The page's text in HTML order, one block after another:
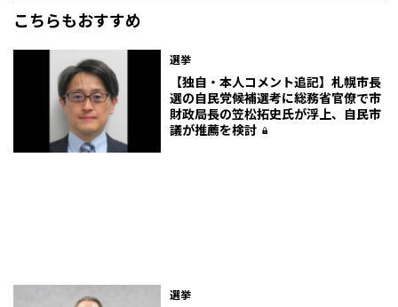
こちらもおすすめ
選挙
【独自・本人コメント追記】札幌市長
選の自民党候補選考に総務省官僚で市
財政局長の笠松拓史氏が浮上、自民市
議が推薦を検討
選挙